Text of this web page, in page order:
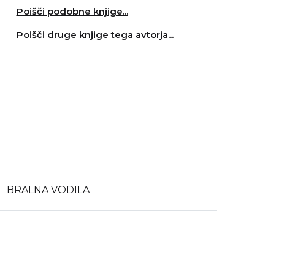
Poišči podobne knjige...
Poišči druge knjige tega avtorja...
BRALNA VODILA